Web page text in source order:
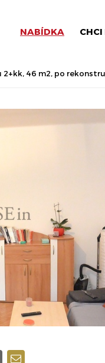
NABÍDKA
46 m2, po